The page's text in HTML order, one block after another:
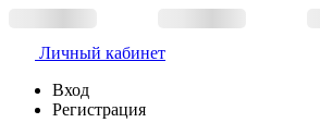
Личный кабинет
Вход
Регистрация